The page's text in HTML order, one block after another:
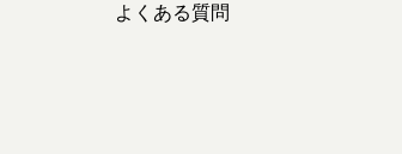
よくある質問